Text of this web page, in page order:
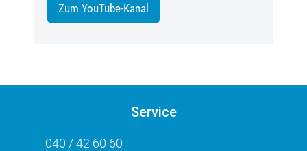
Zum YouTube-Kanal
Service
040 / 42 60 60